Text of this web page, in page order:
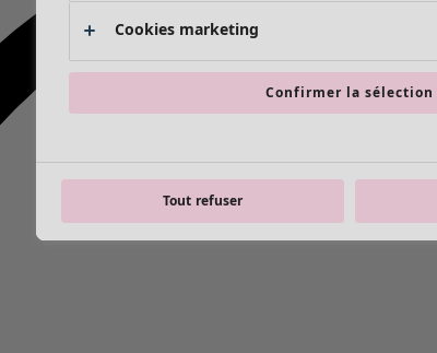
Cookies marketing
Confirmer la sélection
Tout refuser